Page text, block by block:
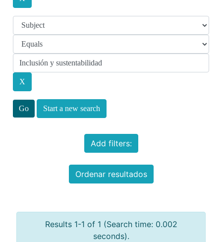
Start a new search
Add filters:
Ordenar resultados
Results 1-1 of 1 (Search time: 0.002
seconds).